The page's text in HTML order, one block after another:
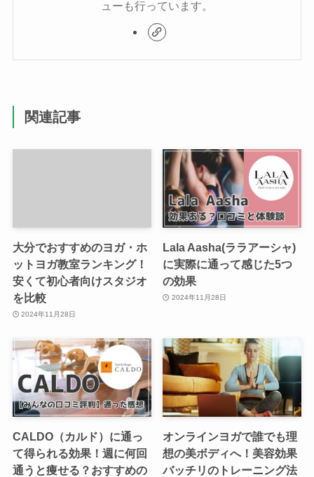
ューも行っています。
関連記事
大分でおすすめのヨガ・ホ
ットヨガ教室ランキング！
安くて初心者向けスタジオ
を比較
2024年11月28日
Lala Aasha(ララアーシャ)
に実際に通って感じた5つ
の効果
2024年11月28日
CALDO（カルド）に通っ
て得られる効果！週に何回
通うと痩せる？おすすめの
オンラインヨガで誰でも理
想の美ボディへ！美容効果
バッチリのトレーニング法